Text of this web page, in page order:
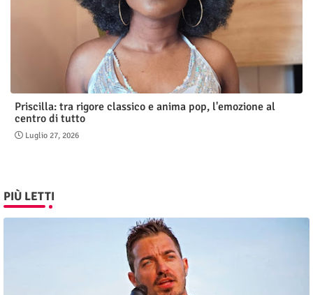
Priscilla: tra rigore classico e anima pop, l'emozione al
centro di tutto
Luglio 27, 2026
PIÙ LETTI